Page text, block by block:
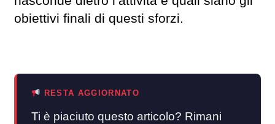
obiettivi finali di questi sforzi.
RESTA AGGIORNATO
Ti è piaciuto questo articolo? Rimani